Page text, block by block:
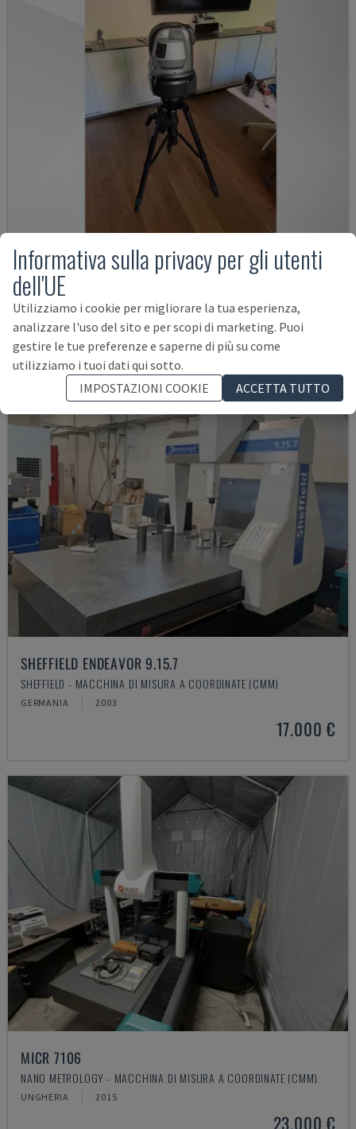
WM C3000
KEYENCE - MACCHINA DI MISURA A COORDINATE (CMM)
GERMANIA 2020
25.000 €
SHEFFIELD ENDEAVOR 9.15.7
SHEFFIELD - MACCHINA DI MISURA A COORDINATE (CMM)
GERMANIA 2003
17.000 €
MICR 7106
NANO METROLOGY - MACCHINA DI MISURA A COORDINATE (CMM)
UNGHERIA 2015
23.000 €
Informativa sulla privacy per gli utenti
dell'UE
Utilizziamo i cookie per migliorare la tua esperienza,
analizzare l'uso del sito e per scopi di marketing. Puoi
gestire le tue preferenze e saperne di più su come
utilizziamo i tuoi dati qui sotto.
IMPOSTAZIONI COOKIE
ACCETTA TUTTO